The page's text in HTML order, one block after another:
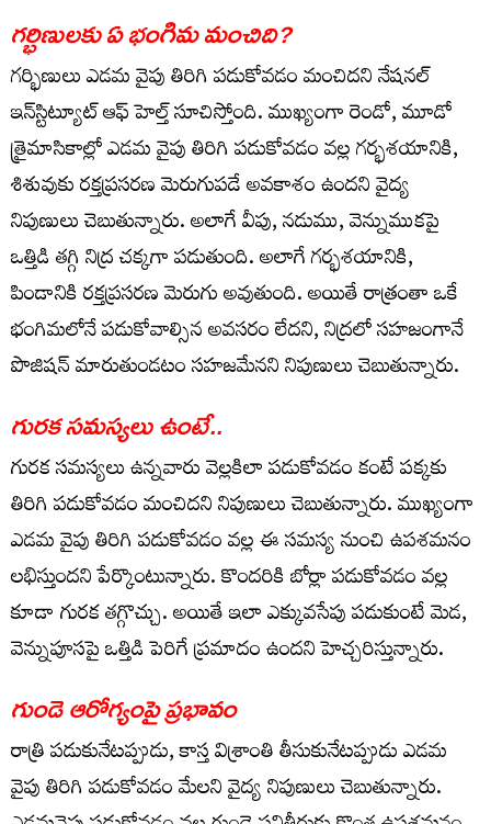
గర్భిణులకు ఏ భంగిమ మంచిది?
గర్భిణులు ఎడమ వైపు తిరిగి పడుకోవడం మంచిదని నేషనల్
ఇన్‌స్టిట్యూట్ ఆఫ్ హెల్త్ సూచిస్తోంది. ముఖ్యంగా రెండో, మూడో
త్రైమాసికాల్లో ఎడమ వైపు తిరిగి పడుకోవడం వల్ల గర్భశయానికి,
శిశువుకు రక్తప్రసరణ మెరుగుపడే అవకాశం ఉందని వైద్య
నిపుణులు చెబుతున్నారు. అలాగే వీపు, నడుము, వెన్నుముకపై
ఒత్తిడి తగ్గి నిద్ర చక్కగా పడుతుంది. అలాగే గర్భశయానికి,
పిండానికి రక్తప్రసరణ మెరుగు అవుతుంది. అయితే రాత్రంతా ఒకే
భంగిమలోనే పడుకోవాల్సిన అవసరం లేదని, నిద్రలో సహజంగానే
పొజిషన్ మారుతుండటం సహజమేనని నిపుణులు చెబుతున్నారు.
గురక సమస్యలు ఉంటే..
గురక సమస్యలు ఉన్నవారు వెల్లకిలా పడుకోవడం కంటే పక్కకు
తిరిగి పడుకోవడం మంచిదని నిపుణులు చెబుతున్నారు. ముఖ్యంగా
ఎడమ వైపు తిరిగి పడుకోవడం వల్ల ఈ సమస్య నుంచి ఉపశమనం
లభిస్తుందని పేర్కొంటున్నారు. కొందరికి బోర్లా పడుకోవడం వల్ల
కూడా గురక తగ్గొచ్చు. అయితే ఇలా ఎక్కువసేపు పడుకుంటే మెడ,
వెన్నుపూసపై ఒత్తిడి పెరిగే ప్రమాదం ఉందని హెచ్చరిస్తున్నారు.
గుండె ఆరోగ్యంపై ప్రభావం
రాత్రి పడుకునేటప్పుడు, కాస్త విశ్రాంతి తీసుకునేటప్పుడు ఎడమ
వైపు తిరిగి పడుకోవడం మేలని వైద్య నిపుణులు చెబుతున్నారు.